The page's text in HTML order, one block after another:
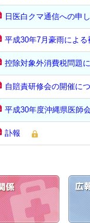
日医白クマ通信への申
平成30年7月豪雨によ
控除対象外消費税問題
自賠責研修会の開催に
平成30年度沖縄県医師
訃報